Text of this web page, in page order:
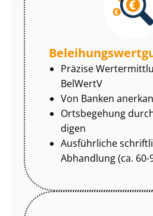
Präzise
BelWertV
Von Banken
Ortsbegehung
di­gen
Ausführliche
Abhandlung (ca. 60-